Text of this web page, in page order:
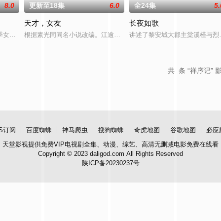
币。根据党中央指示，高景波、
8.0
生苏琳（黄杨钿甜 饰），虽自小被父母忽视，在艰苦环境中长大，但
更新至18集 6.0
天才，女友
根据素光同同名小说改编。江逾白长大以后，林知夏忽然对他说：“
全24集
长夜如歌
讲述了黎安城大郡主棠溪槿与
共 条 “祥序记”
订阅 百度蜘蛛 神马爬虫 搜狗蜘蛛 奇虎地图 谷歌地图
必应
天堂影视提供免费VIP电视剧全集、动漫、综艺、高清无删减电影免费在线看
Copyright © 2023 daligod.com All Rights Reserved
陕ICP备20230237号